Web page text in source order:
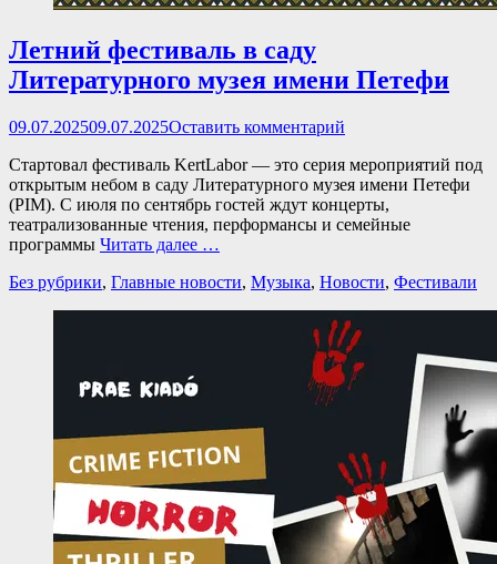
Летний фестиваль в саду
Литературного музея имени Петефи
Опубликовано
09.07.202509.07.2025Оставить комментарий
Стартовал фестиваль KertLabor — это серия мероприятий под
открытым небом в саду Литературного музея имени Петефи
(PIM). С июля по сентябрь гостей ждут концерты,
театрализованные чтения, перформансы и семейные
программы Читать далее …
Категории
Без рубрики, Главные новости, Музыка, Новости, Фестивали